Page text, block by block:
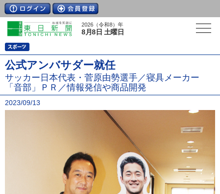
2026（令和8）年
8月8日 土曜日
公式アンバサダー就任
サッカー日本代表・菅原由勢選手／寝具メーカー
「音部」ＰＲ／情報発信や商品開発
2023/09/13